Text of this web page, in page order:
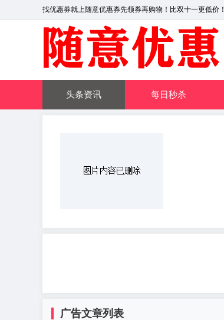
找优惠券就上随意优惠券先领券再购物！比双十一更低价！
头条资讯 每日秒杀
广告文章列表